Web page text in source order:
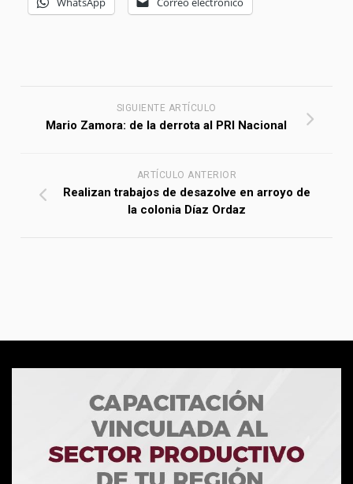
SIGUIENTE ARTÍCULO
Mario Zamora: de la derrota al PRI Nacional
ARTÍCULO ANTERIOR
Realizan trabajos de desazolve en arroyo de
la colonia Díaz Ordaz